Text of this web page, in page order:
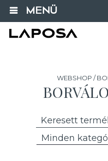
MENÜ
WEBSHOP /
Minden